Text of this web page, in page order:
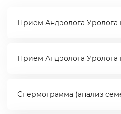
Прием Андролога Уролога
Прием Андролога Уролога
Спермограмма (анализ